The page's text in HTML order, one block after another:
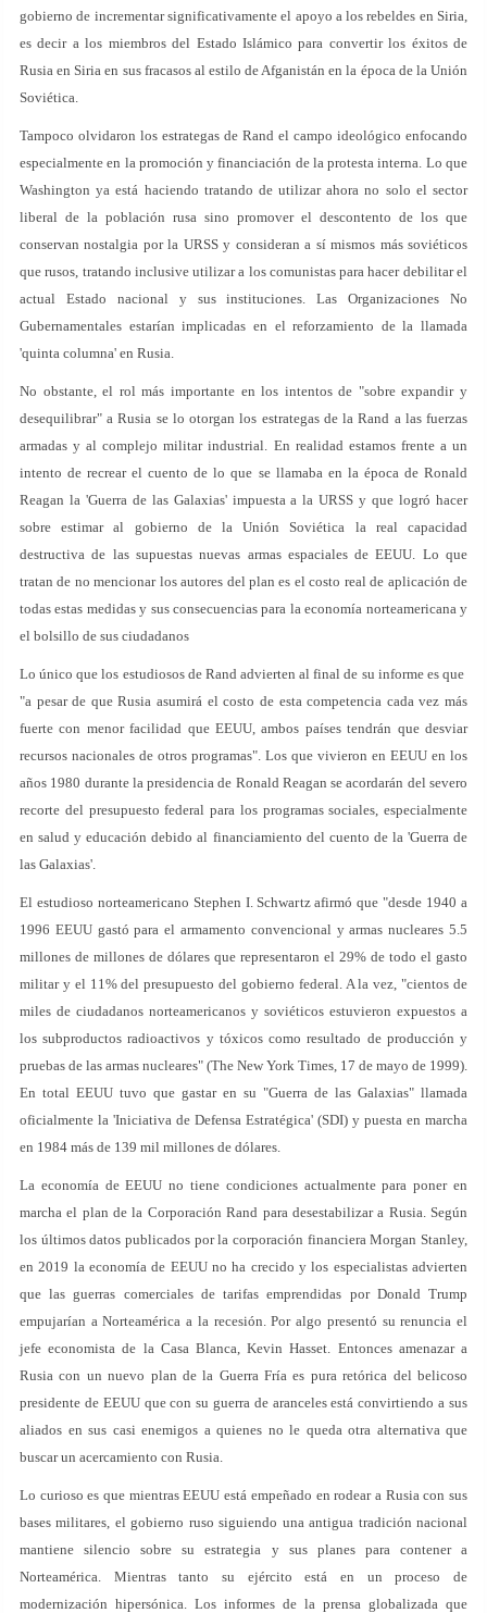
gobierno de incrementar significativamente el apoyo a los rebeldes en Siria,
es decir a los miembros del Estado Islámico para convertir los éxitos de
Rusia en Siria en sus fracasos al estilo de Afganistán en la época de la Unión
Soviética.
Tampoco olvidaron los estrategas de Rand el campo ideológico enfocando
especialmente en la promoción y financiación de la protesta interna. Lo que
Washington ya está haciendo tratando de utilizar ahora no solo el sector
liberal de la población rusa sino promover el descontento de los que
conservan nostalgia por la URSS y consideran a sí mismos más soviéticos
que rusos, tratando inclusive utilizar a los comunistas para hacer debilitar el
actual Estado nacional y sus instituciones. Las Organizaciones No
Gubernamentales estarían implicadas en el reforzamiento de la llamada
'quinta columna' en Rusia.
No obstante, el rol más importante en los intentos de "sobre expandir y
desequilibrar" a Rusia se lo otorgan los estrategas de la Rand a las fuerzas
armadas y al complejo militar industrial. En realidad estamos frente a un
intento de recrear el cuento de lo que se llamaba en la época de Ronald
Reagan la 'Guerra de las Galaxias' impuesta a la URSS y que logró hacer
sobre estimar al gobierno de la Unión Soviética la real capacidad
destructiva de las supuestas nuevas armas espaciales de EEUU. Lo que
tratan de no mencionar los autores del plan es el costo real de aplicación de
todas estas medidas y sus consecuencias para la economía norteamericana y
el bolsillo de sus ciudadanos
Lo único que los estudiosos de Rand advierten al final de su informe es que
"a pesar de que Rusia asumirá el costo de esta competencia cada vez más
fuerte con menor facilidad que EEUU, ambos países tendrán que desviar
recursos nacionales de otros programas". Los que vivieron en EEUU en los
años 1980 durante la presidencia de Ronald Reagan se acordarán del severo
recorte del presupuesto federal para los programas sociales, especialmente
en salud y educación debido al financiamiento del cuento de la 'Guerra de
las Galaxias'.
El estudioso norteamericano Stephen I. Schwartz afirmó que "desde 1940 a
1996 EEUU gastó para el armamento convencional y armas nucleares 5.5
millones de millones de dólares que representaron el 29% de todo el gasto
militar y el 11% del presupuesto del gobierno federal. A la vez, "cientos de
miles de ciudadanos norteamericanos y soviéticos estuvieron expuestos a
los subproductos radioactivos y tóxicos como resultado de producción y
pruebas de las armas nucleares" (The New York Times, 17 de mayo de 1999).
En total EEUU tuvo que gastar en su "Guerra de las Galaxias" llamada
oficialmente la 'Iniciativa de Defensa Estratégica' (SDI) y puesta en marcha
en 1984 más de 139 mil millones de dólares.
La economía de EEUU no tiene condiciones actualmente para poner en
marcha el plan de la Corporación Rand para desestabilizar a Rusia. Según
los últimos datos publicados por la corporación financiera Morgan Stanley,
en 2019 la economía de EEUU no ha crecido y los especialistas advierten
que las guerras comerciales de tarifas emprendidas por Donald Trump
empujarían a Norteamérica a la recesión. Por algo presentó su renuncia el
jefe economista de la Casa Blanca, Kevin Hasset. Entonces amenazar a
Rusia con un nuevo plan de la Guerra Fría es pura retórica del belicoso
presidente de EEUU que con su guerra de aranceles está convirtiendo a sus
aliados en sus casi enemigos a quienes no le queda otra alternativa que
buscar un acercamiento con Rusia.
Lo curioso es que mientras EEUU está empeñado en rodear a Rusia con sus
bases militares, el gobierno ruso siguiendo una antigua tradición nacional
mantiene silencio sobre su estrategia y sus planes para contener a
Norteamérica. Mientras tanto su ejército está en un proceso de
modernización hipersónica. Los informes de la prensa globalizada que